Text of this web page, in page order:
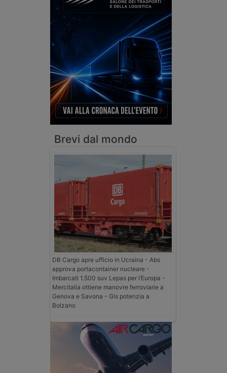
Brevi dal mondo
DB Cargo apre ufficio in Ucraina - Abs
approva portacontainer nucleare -
Imbarcati 1.500 suv Lepas per l’Europa -
Mercitalia ottiene manovre ferroviarie a
Genova e Savona - Gls potenzia a
Bolzano